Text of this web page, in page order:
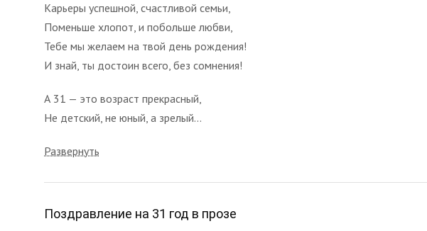
Карьеры успешной, счастливой семьи,
Поменьше хлопот, и побольше любви,
Тебе мы желаем на твой день рождения!
И знай, ты достоин всего, без сомнения!
А 31 — это возраст прекрасный,
Не детский, не юный, а зрелый...
Развернуть
Поздравление на 31 год в прозе